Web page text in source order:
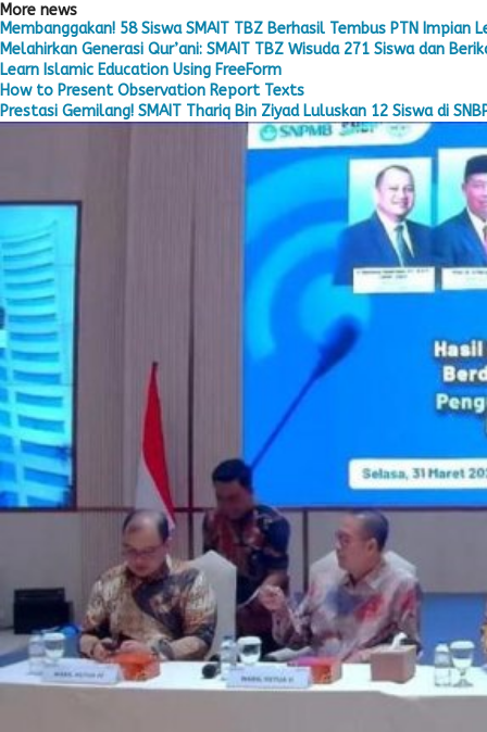
More news
Membanggakan! 58 Siswa SMAIT TBZ Berhasil Tembus PTN Impian
Melahirkan Generasi Qur’ani: SMAIT TBZ Wisuda 271 Siswa dan
Learn Islamic Education Using FreeForm
How to Present Observation Report Texts
Prestasi Gemilang! SMAIT Thariq Bin Ziyad Luluskan 12 Siswa di